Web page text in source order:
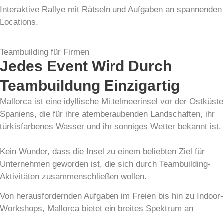
Interaktive Rallye mit Rätseln und Aufgaben an spannenden
Locations.
Teambuilding für Firmen
Jedes Event Wird Durch
Teambuildung Einzigartig
Mallorca ist eine idyllische Mittelmeerinsel vor der Ostküste
Spaniens, die für ihre atemberaubenden Landschaften, ihr
türkisfarbenes Wasser und ihr sonniges Wetter bekannt ist.
Kein Wunder, dass die Insel zu einem beliebten Ziel für
Unternehmen geworden ist, die sich durch Teambuilding-
Aktivitäten zusammenschließen wollen.
Von herausfordernden Aufgaben im Freien bis hin zu Indoor-
Workshops, Mallorca bietet ein breites Spektrum an